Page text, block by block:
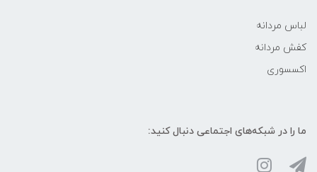
لباس مردانه
کفش مردانه
اکسسوری
ما را در شبکه‌های اجتماعی دنبال کنید: